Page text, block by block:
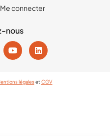
Me connecter
nous
légales et